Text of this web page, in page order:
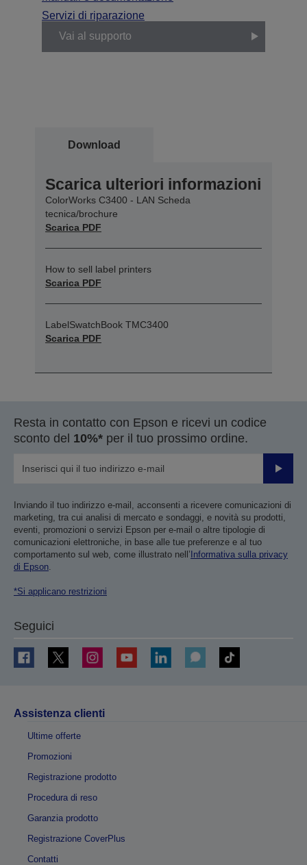
Servizi di riparazione
Vai al supporto
Download
Scarica ulteriori informazioni
ColorWorks C3400 - LAN Scheda
tecnica/brochure
Scarica PDF
How to sell label printers
Scarica PDF
LabelSwatchBook TMC3400
Scarica PDF
Resta in contatto con Epson e ricevi un codice
sconto del 10%* per il tuo prossimo ordine.
Invia
Inviando il tuo indirizzo e-mail, acconsenti a ricevere comunicazioni di
marketing, tra cui analisi di mercato e sondaggi, e novità su prodotti,
eventi, promozioni o servizi Epson per e-mail o altre tipologie di
comunicazioni elettroniche, in base alle tue preferenze e al tuo
comportamento sul web, come illustrato nell’ Informativa sulla privacy
di Epson
*Si applicano restrizioni
Seguici
Assistenza clienti
Ultime offerte
Promozioni
Registrazione prodotto
Procedura di reso
Garanzia prodotto
Registrazione CoverPlus
Contatti